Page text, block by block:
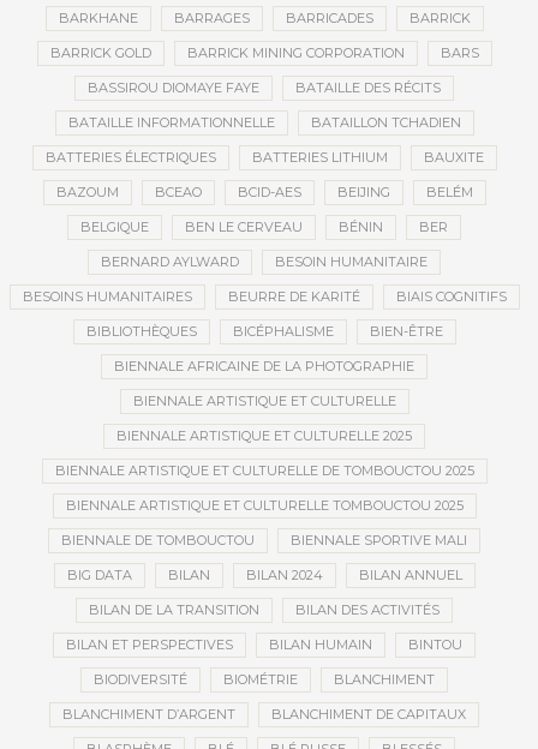
BARKHANE BARRAGES BARRICADES BARRICK
BARRICK GOLD BARRICK MINING CORPORATION BARS
BASSIROU DIOMAYE FAYE BATAILLE DES RÉCITS
BATAILLE INFORMATIONNELLE BATAILLON TCHADIEN
BATTERIES ÉLECTRIQUES BATTERIES LITHIUM BAUXITE
BAZOUM BCEAO BCID-AES BEIJING BELÉM
BELGIQUE BEN LE CERVEAU BÉNIN BER
BERNARD AYLWARD BESOIN HUMANITAIRE
BESOINS HUMANITAIRES BEURRE DE KARITÉ BIAIS COGNITIFS
BIBLIOTHÈQUES BICÉPHALISME BIEN-ÊTRE
BIENNALE AFRICAINE DE LA PHOTOGRAPHIE
BIENNALE ARTISTIQUE ET CULTURELLE
BIENNALE ARTISTIQUE ET CULTURELLE 2025
BIENNALE ARTISTIQUE ET CULTURELLE DE TOMBOUCTOU 2025
BIENNALE ARTISTIQUE ET CULTURELLE TOMBOUCTOU 2025
BIENNALE DE TOMBOUCTOU BIENNALE SPORTIVE MALI
BIG DATA BILAN BILAN 2024 BILAN ANNUEL
BILAN DE LA TRANSITION BILAN DES ACTIVITÉS
BILAN ET PERSPECTIVES BILAN HUMAIN BINTOU
BIODIVERSITÉ BIOMÉTRIE BLANCHIMENT
BLANCHIMENT D’ARGENT BLANCHIMENT DE CAPITAUX